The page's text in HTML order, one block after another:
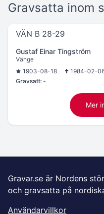
Gravsatta inom
VÄN B 28-29
Gustaf Einar Tingström
Vänge
1903-08-18
1984-02-
Gravsatt: -
Mer
Gravar.se är Nordens
och gravsatta på
Användarvillkor